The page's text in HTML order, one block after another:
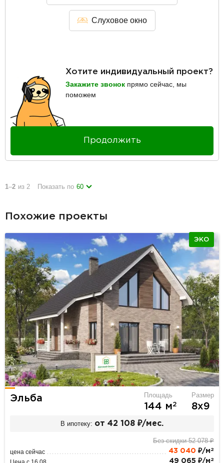
Слуховое окно
Хотите индивидуальный проект?
Закажите звонок прямо сейчас, мы
поможем
Продолжить
1–2 из 2 Показать по 60
Похожие проекты
ЭКО
Эльба Площадь
144 м2
Размер
8х9
В ипотеку: от 42 108 ₽/мес.
Без скидки 52 078 ₽
цена сейчас 43 040 ₽/м 2
49 065 ₽/м 2